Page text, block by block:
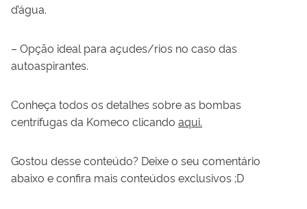
d’água.
– Opção ideal para açudes/rios no caso das
autoaspirantes.
Conheça todos os detalhes sobre as bombas
centrífugas da Komeco clicando aqui.
Gostou desse conteúdo? Deixe o seu comentário
abaixo e confira mais conteúdos exclusivos ;D